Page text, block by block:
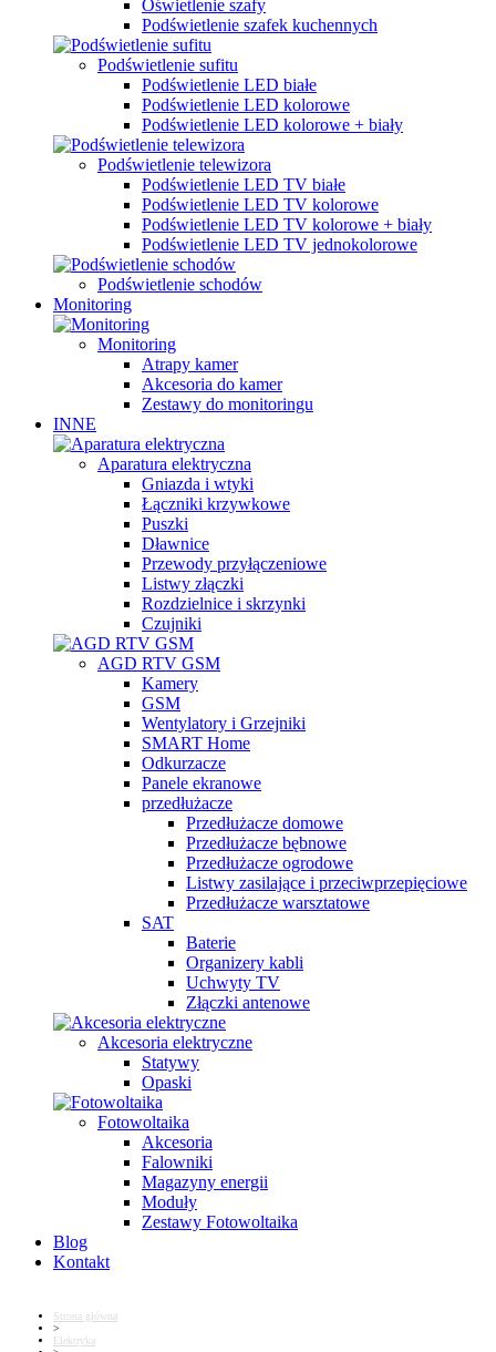
Oświetlenie szafy
Podświetlenie szafek kuchennych
Podświetlenie sufitu
Podświetlenie LED białe
Podświetlenie LED kolorowe
Podświetlenie LED kolorowe + biały
Podświetlenie telewizora
Podświetlenie LED TV białe
Podświetlenie LED TV kolorowe
Podświetlenie LED TV kolorowe + biały
Podświetlenie LED TV jednokolorowe
Podświetlenie schodów
Monitoring
Monitoring
Atrapy kamer
Akcesoria do kamer
Zestawy do monitoringu
INNE
Aparatura elektryczna
Gniazda i wtyki
Łączniki krzywkowe
Puszki
Dławnice
Przewody przyłączeniowe
Listwy złączki
Rozdzielnice i skrzynki
Czujniki
AGD RTV GSM
Kamery
GSM
Wentylatory i Grzejniki
SMART Home
Odkurzacze
Panele ekranowe
przedłużacze
Przedłużacze domowe
Przedłużacze bębnowe
Przedłużacze ogrodowe
Listwy zasilające i przeciwprzepięciowe
Przedłużacze warsztatowe
SAT
Baterie
Organizery kabli
Uchwyty TV
Złączki antenowe
Akcesoria elektryczne
Statywy
Opaski
Fotowoltaika
Akcesoria
Falowniki
Magazyny energii
Moduły
Zestawy Fotowoltaika
Blog
Kontakt
Strona główna
>
Elektryka